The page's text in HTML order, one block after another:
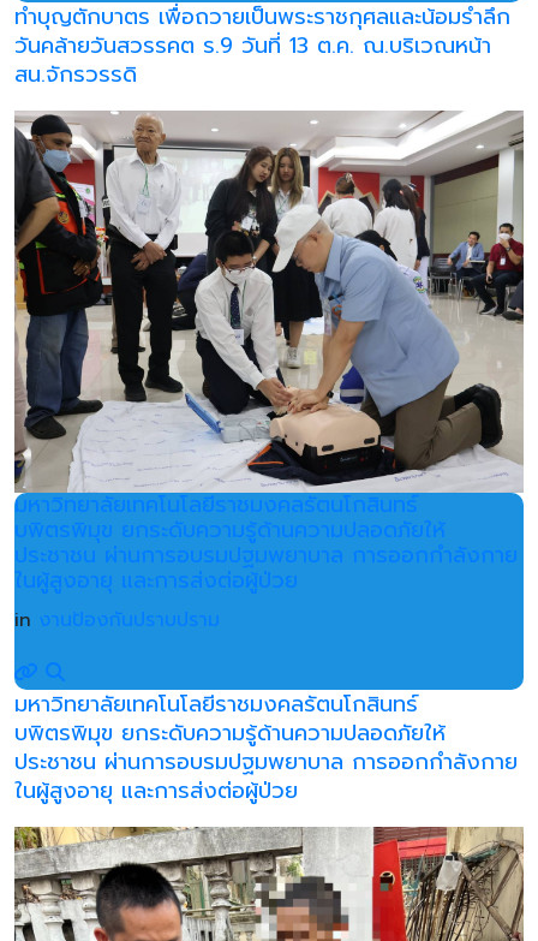
ทำบุญตักบาตร เพื่อถวายเป็นพระราชกุศลและน้อมรำลึก
วันคล้ายวันสวรรคต ร.9 วันที่ 13 ต.ค. ณ.บริเวณหน้า
สน.จักรวรรดิ
มหาวิทยาลัยเทคโนโลยีราชมงคลรัตนโกสินทร์
บพิตรพิมุข ยกระดับความรู้ด้านความปลอดภัยให้
ประชาชน ผ่านการอบรมปฐมพยาบาล การออกกำลังกาย
ในผู้สูงอายุ และการส่งต่อผู้ป่วย
in งานป้องกันปราบปราม
มหาวิทยาลัยเทคโนโลยีราชมงคลรัตนโกสินทร์
บพิตรพิมุข ยกระดับความรู้ด้านความปลอดภัยให้
ประชาชน ผ่านการอบรมปฐมพยาบาล การออกกำลังกาย
ในผู้สูงอายุ และการส่งต่อผู้ป่วย